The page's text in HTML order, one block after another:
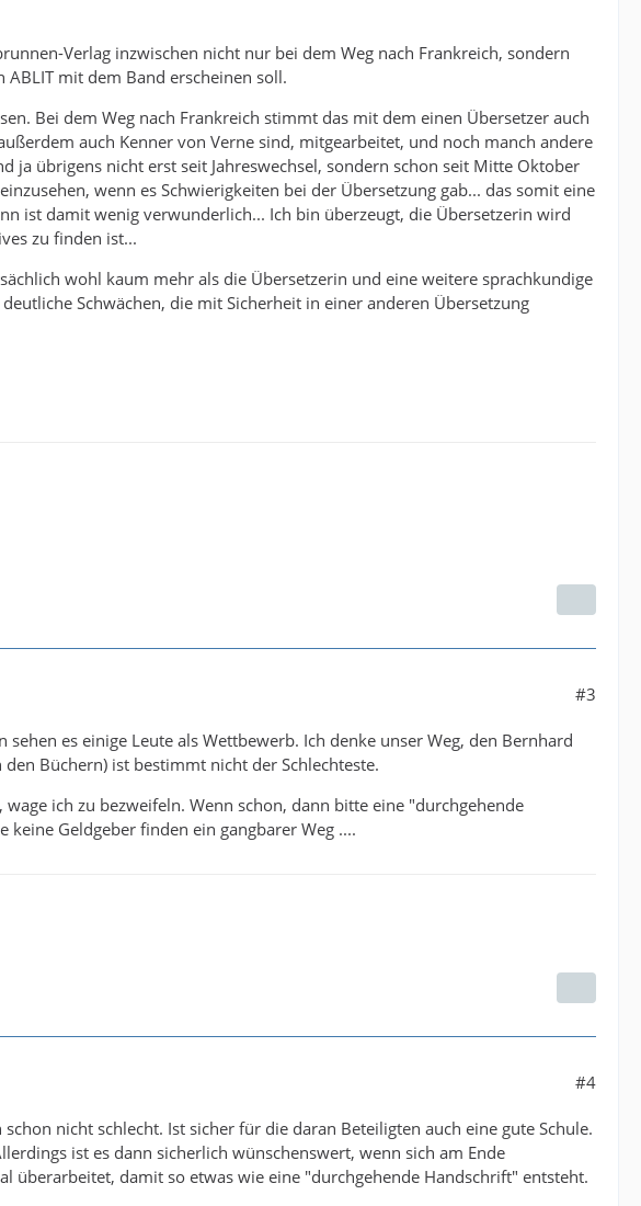
Verlag inzwischen nicht nur bei dem Weg nach Frankreich, sondern
mit dem Band erscheinen soll.
Bei dem Weg nach Frankreich stimmt das mit dem einen Übersetzer auch
auch Kenner von Verne sind, mitgearbeitet, und noch manch andere
ja übrigens nicht erst seit Jahreswechsel, sondern schon seit Mitte Oktober
wenn es Schwierigkeiten bei der Übersetzung gab... das somit eine
ist damit wenig verwunderlich... Ich bin überzeugt, die Übersetzerin wird
zu finden ist...
wohl kaum mehr als die Übersetzerin und eine weitere sprachkundige
Schwächen, die mit Sicherheit in einer anderen Übersetzung
#3
es einige Leute als Wettbewerb. Ich denke unser Weg, den Bernhard
Büchern) ist bestimmt nicht der Schlechteste.
ich zu bezweifeln. Wenn schon, dann bitte eine "durchgehende
Geldgeber finden ein gangbarer Weg ....
#4
nicht schlecht. Ist sicher für die daran Beteiligten auch eine gute Schule.
ist es dann sicherlich wünschenswert, wenn sich am Ende
überarbeitet, damit so etwas wie eine "durchgehende Handschrift" entsteht.